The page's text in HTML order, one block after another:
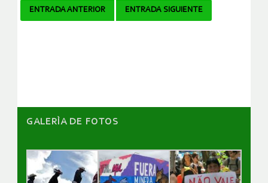
Navegador
ENTRADA ANTERIOR ENTRADA SIGUIENTE
GALERÌA DE FOTOS